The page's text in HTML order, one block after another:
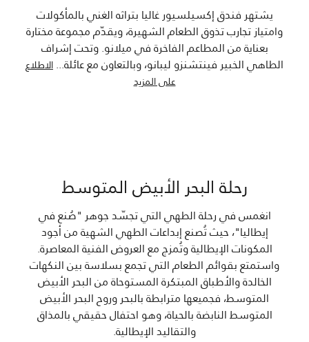
يشتهر فندق إكسيلسيور غاليا بتراثه الغني بالمأكولات
وامتياز تجارب تذوق الطعام الشهيرة، ويقدّم مجموعة مختارة
بعناية من المطاعم الفاخرة في ميلانو. وتحت إشراف
الطاهي الخبير فينتشنزو ليبانو، وبالتعاون مع عائلة...الاطلاع
على المزيد
رحلة البحر الأبيض المتوسط
انغمس في رحلة الطهي التي تجسّد جوهر "صُنع في
إيطاليا"، حيث تُصنع إبداعات الطهي الشهية من أجود
المكونات الإيطالية وتُمزج مع العروض الفنية المعاصرة.
واستمتع بقوائم الطعام التي تجمع بسلاسة بين النكهات
الخالدة والأطباق المبتكرة المستوحاة من البحر الأبيض
المتوسط، فجميعها مترابطة بالبحر وروح البحر الأبيض
المتوسط النابضة بالحياة، وهو احتفال حقيقي بالمذاق
والتقاليد الإيطالية.